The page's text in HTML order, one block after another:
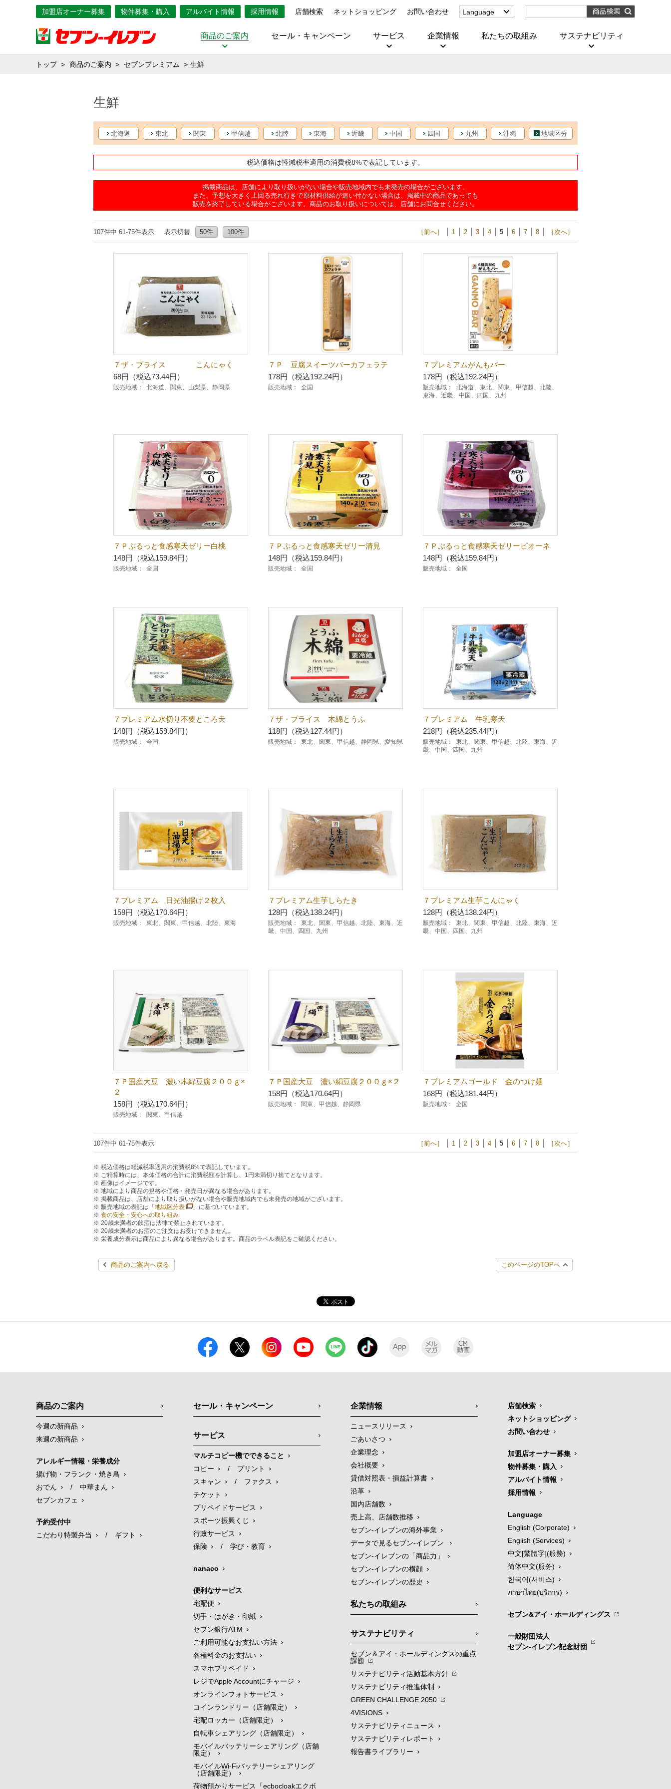
加盟店オーナー募集 物件募集・購入 アルバイト情報 採用情報 店舗検索 ネットショッピング お問い合わせ
Language
(Corporate)
(บริการ)
商品のご案内 セール・キャンペーン サービス 企業情報 私たちの取組み サステナビリティ
トップ 商品のご案内 セブンプレミアム 生鮮
生鮮
北海道 東北 関東 甲信越 北陸 東海 近畿 中国 四国 九州 沖縄 地域区分
税込価格は軽減税率適用の消費税8%で表記しています。
掲載商品は、店舗により取り扱いがない場合や販売地域内でも未発売の場合がございます。
また、予想を大きく上回る売れ行きで原材料供給が追い付かない場合は、掲載中の商品であっても
販売を終了している場合がございます。商品のお取り扱いについては、店舗にお問合せください。
107件中 61-75件表示 表示切替 50件 100件 ［前へ］ 1 2 3 4 5 6 7 8 ［次へ］
７ザ・プライス こんにゃく
68円（税込73.44円）
販売地域： 北海道、関東、山梨県、静岡県
７Ｐ 豆腐スイーツバーカフェラテ
178円（税込192.24円）
販売地域： 全国
７プレミアムがんもバー
178円（税込192.24円）
販売地域：
北海道、東北、関東、甲信越、北陸、
東海、近畿、中国、四国、九州
７Ｐぷるっと食感寒天ゼリー白桃
148円（税込159.84円）
販売地域： 全国
７Ｐぷるっと食感寒天ゼリー清見
148円（税込159.84円）
販売地域： 全国
７Ｐぷるっと食感寒天ゼリーピオーネ
148円（税込159.84円）
販売地域： 全国
７プレミアム水切り不要ところ天
148円（税込159.84円）
販売地域： 全国
７ザ・プライス 木綿とうふ
118円（税込127.44円）
販売地域： 東北、関東、甲信越、静岡県、愛知県
７プレミアム 牛乳寒天
218円（税込235.44円）
販売地域：
東北、関東、甲信越、北陸、東海、近
畿、中国、四国、九州
７プレミアム 日光油揚げ２枚入
158円（税込170.64円）
販売地域： 東北、関東、甲信越、北陸、東海
７プレミアム生芋しらたき
128円（税込138.24円）
販売地域：
東北、関東、甲信越、北陸、東海、近
畿、中国、四国、九州
７プレミアム生芋こんにゃく
128円（税込138.24円）
販売地域：
東北、関東、甲信越、北陸、東海、近
畿、中国、四国、九州
７Ｐ国産大豆 濃い木綿豆腐２００ｇ×
２
158円（税込170.64円）
販売地域： 関東、甲信越
７Ｐ国産大豆 濃い絹豆腐２００ｇ×２
158円（税込170.64円）
販売地域： 関東、甲信越、静岡県
７プレミアムゴールド 金のつけ麺
168円（税込181.44円）
販売地域： 全国
107件中 61-75件表示 ［前へ］ 1 2 3 4 5 6 7 8 ［次へ］
税込価格は軽減税率適用の消費税8%で表記しています。
ご精算時には、本体価格の合計に消費税額を計算し、1円未満切り捨てとなります。
画像はイメージです。
地域により商品の規格や価格・発売日が異なる場合があります。
掲載商品は、店舗により取り扱いがない場合や販売地域内でも未発売の地域がございます。
販売地域の表記は「 地域区分表
」に基づいています。
食の安全・安心への取り組み
20歳未満者の飲酒は法律で禁止されています。
20歳未満者のお酒のご注文はお受けできません。
栄養成分表示は商品により異なる場合があります。商品のラベル表記をご確認ください。
商品のご案内へ戻る このページのTOPへ
商品のご案内
今週の新商品
来週の新商品
アレルギー情報・栄養成分
揚げ物・フランク・焼き鳥
おでん
/
中華まん
セブンカフェ
予約受付中
こだわり特製弁当
/ ギフト
セール・キャンペーン
サービス
マルチコピー機でできること
コピー
/
プリント
スキャン
/
ファクス
チケット
プリペイドサービス
スポーツ振興くじ
行政サービス
保険
/ 学び・教育
nanaco
便利なサービス
宅配便
切手・はがき・印紙
セブン銀行ATM
ご利用可能なお支払い方法
各種料金のお支払い
スマホプリペイド
レジでApple Accountにチャージ
オンラインフォトサービス
コインランドリー（店舗限定）
宅配ロッカー（店舗限定）
自転車シェアリング（店舗限定）
モバイルバッテリーシェアリング（店舗
限定）
モバイルWi-Fiバッテリーシェアリング
（店舗限定）
荷物預かりサービス「ecbocloakエクボ
企業情報
ニュースリリース
ごあいさつ
企業理念
会社概要
貸借対照表・損益計算書
沿革
国内店舗数
売上高、店舗数推移
セブン‐イレブンの海外事業
データで見るセブン‐イレブン
セブン‐イレブンの「商品力」
セブン-イレブンの横顔
セブン-イレブンの歴史
私たちの取組み
サステナビリティ
セブン＆アイ・ホールディングスの重点
課題
サステナビリティ活動基本方針
サステナビリティ推進体制
GREEN CHALLENGE 2050
4VISIONS
サステナビリティニュース
サステナビリティレポート
報告書ライブラリー
店舗検索
ネットショッピング
お問い合わせ
加盟店オーナー募集
物件募集・購入
アルバイト情報
採用情報
Language
English (Corporate)
English (Services)
中文[繁體字](服務)
简体中文(服务)
한국어(서비스)
ภาษาไทย(บริการ)
セブン&アイ・ホールディングス
一般財団法人
セブン-イレブン記念財団